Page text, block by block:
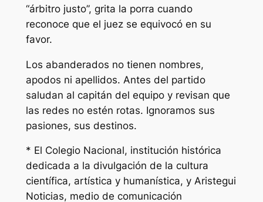
“árbitro justo”, grita la porra cuando
reconoce que el juez se equivocó en su
favor.
Los abanderados no tienen nombres,
apodos ni apellidos. Antes del partido
saludan al capitán del equipo y revisan que
las redes no estén rotas. Ignoramos sus
pasiones, sus destinos.
* El Colegio Nacional, institución histórica
dedicada a la divulgación de la cultura
científica, artística y humanística, y Aristegui
Noticias, medio de comunicación